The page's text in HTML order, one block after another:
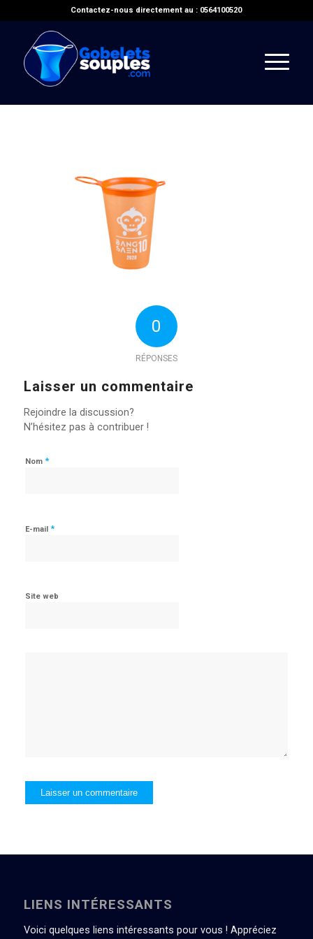
Contactez-nous directement au : 0564100520
0
RÉPONSES
Laisser un commentaire
Rejoindre la discussion?
N’hésitez pas à contribuer !
Nom *
E-mail *
Site web
LIENS INTÉRESSANTS
Voici quelques liens intéressants pour vous ! Appréciez